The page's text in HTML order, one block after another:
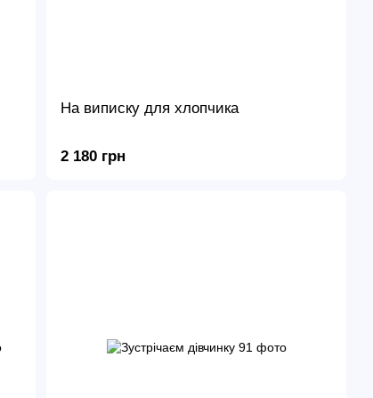
На виписку для хлопчика
2 180 грн